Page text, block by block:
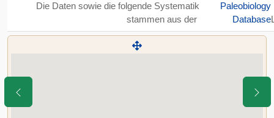
Die Daten sowie die folgende Systematik
stammen aus der
Paleobiology
Database